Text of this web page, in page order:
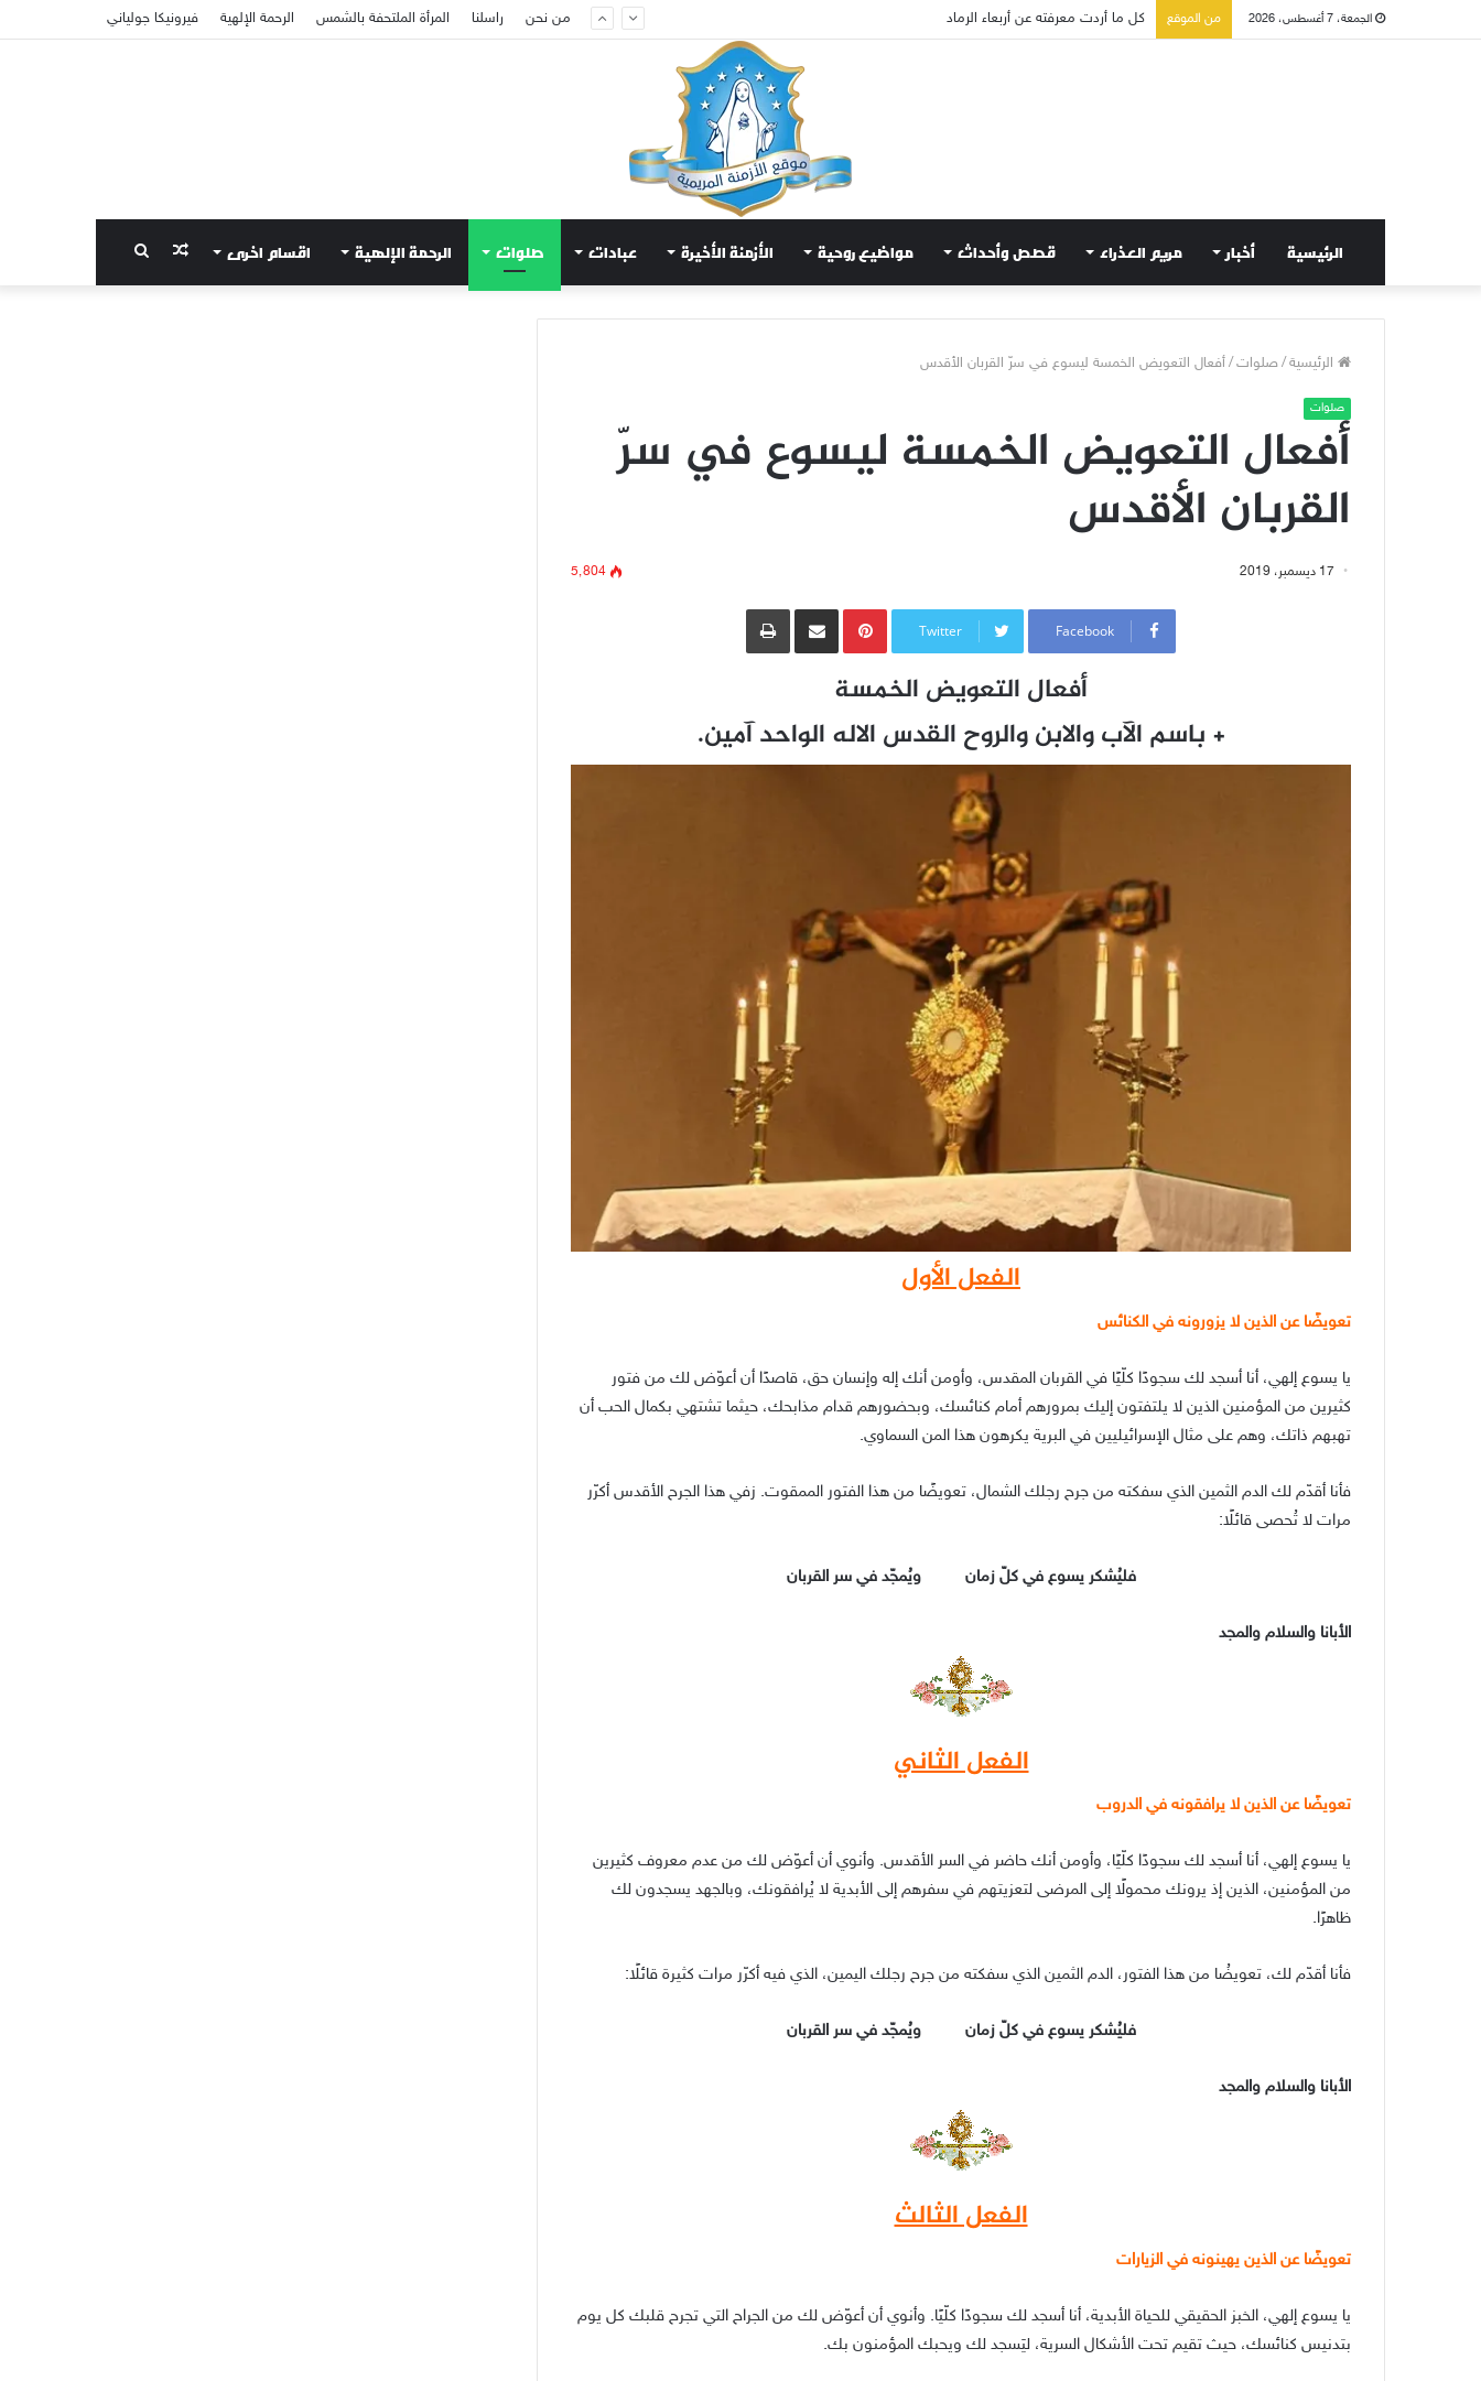
الجمعة، 7 أغسطس، 2026 من الموقع
من نحن
راسلنا المرأة الملتحفة بالشمس الرحمة الإلهية فيرونيكا جولياني
الرئيسية أخبار مريم العذراء قصص وأحداث مواضيع روحية الأزمنة الأخيرة عبادات صلوات الرحمة الإلهية اقسام اخرى بحث مقال
الرئيسية/صلوات/أفعال التعويض الخمسة ليسوع في سرّ القربان الأقدس
صلوات
أفعال التعويض الخمسة ليسوع في سرّ
القربان الأقدس
17 ديسمبر، 2019 5٬804
Facebook
Twitter
Pinterestمشاركة عبر البريد طباعة
أفعال التعويض الخمسة
+ باسم الآب والابن والروح القدس الاله الواحد آمين.
الفعل الأول
تعويضًا عن الذين لا يزورونه في الكنائس
يا يسوع إلهي، أنا أسجد لك سجودًا كلّيًا في القربان المقدس، وأومن أنك إله وإنسان حق، قاصدًا أن أعوّض لك من فتور
كثيرين من المؤمنين الذين لا يلتفتون إليك بمرورهم أمام كنائسك، وبحضورهم قدام مذابحك، حيثما تشتهي بكمال الحب أن
تهبهم ذاتك، وهم على مثال الإسرائيليين في البرية يكرهون هذا المن السماوي.
فأنا أقدّم لك الدم الثمين الذي سفكته من جرح رجلك الشمال، تعويضًا من هذا الفتور الممقوت. زفي هذا الجرح الأقدس أكرّر
مرات لا تُحصى قائلًا:
فليُشكر يسوع في كلّ زمان ويُمجّد في سر القربان
الأبانا والسلام والمجد
الفعل الثاني
تعويضًا عن الذين لا يرافقونه في الدروب
يا يسوع إلهي، أنا أسجد لك سجودًا كلّيًا، وأومن أنك حاضر في السر الأقدس. وأنوي أن أعوّض لك من عدم معروف كثيرين
من المؤمنين، الذين إذ يرونك محمولًا إلى المرضى لتعزيتهم في سفرهم إلى الأبدية لا يُرافقونك، وبالجهد يسجدون لك
ظاهرًا.
فأنا أقدّم لك، تعويضُا من هذا الفتور، الدم الثمين الذي سفكته من جرح رجلك اليمين، الذي فيه أكرّر مرات كثيرة قائلًا:
فليُشكر يسوع في كلّ زمان ويُمجّد في سر القربان
الأبانا والسلام والمجد
الفعل الثالث
تعويضًا عن الذين يهينونه في الزيارات
يا يسوع إلهي، الخبز الحقيقي للحياة الأبدية، أنا أسجد لك سجودًا كلّيًا. وأنوي أن أعوّض لك من الجراح التي تجرح قلبك كل يوم
بتدنيس كنائسك، حيث تقيم تحت الأشكال السرية، ليَسجد لك ويحبك المؤمنون بك.